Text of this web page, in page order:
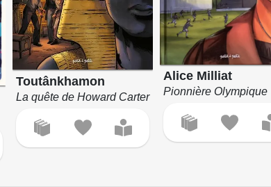
Toutânkhamon
La quête de Howard Carter
Alice Milliat
Pionnière Olympique